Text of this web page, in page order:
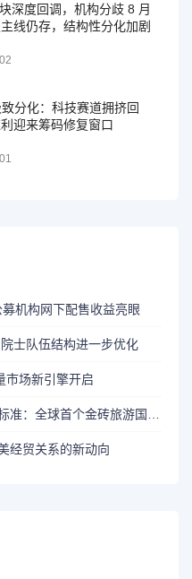
深度回调，机构分歧 8 月
线仍存，结构性分化加剧
分化：科技赛道拥挤回
迎来筹码修复窗口
机构网下配售收益亮眼
士队伍结构进一步优化
市场新引擎开启
金砖国家携手推动可持续旅游新标准：全球首个金砖旅游国际标准正式发布
经贸关系的新动向